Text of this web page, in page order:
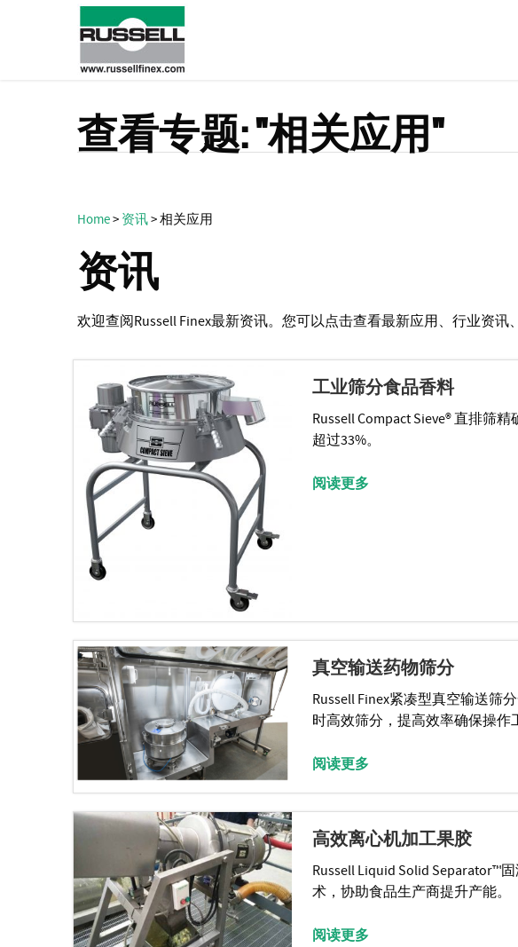
查看专题: "相关应用"
Home> 资讯>相关应用
资讯
欢迎查阅Russell Finex最新资讯。您可以点击查看最新应用、行业资讯
工业筛分食品香料
Russell Compact Sieve® 直排筛
超过33%。
阅读更多
真空输送药物筛分
Russell Finex紧凑型真空输送筛
时高效筛分，提高效率确保操作
阅读更多
高效离心机加工果胶
Russell Liquid Solid Separator™
术，协助食品生产商提升产能。
阅读更多